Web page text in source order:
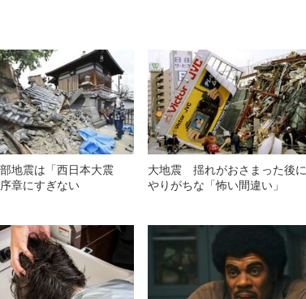
地震は「西日本大震
章にすぎない
大地震 揺れがおさまった後に
やりがちな「怖い間違い」